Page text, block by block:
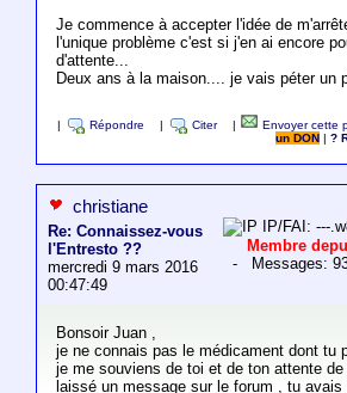
Je commence à accepter l'idée de
l'unique problème c'est si j'en ai encore
d'attente...
Deux ans à la maison.... je vais péter un
Répondre Citer Envoyer cette
un DON
|?
christiane
Re: Connaissez-vous
l'Entresto ??
mercredi 9 mars 2016
00:47:49
IP/FAI: ---
Membre
- Messages:
Bonsoir Juan ,
je ne connais pas le médicament dont tu
je me souviens de toi et de ton attente
laissé un message sur le forum , tu avais